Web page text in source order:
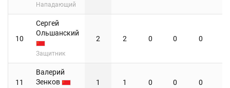
Нападающий
10
Сергей
Ольшанский
Защитник
2 2 0 0 0
11
Валерий
Зенков
1 1 0 0 0